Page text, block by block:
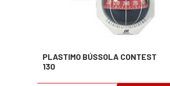
PLASTIMO BÚSSOLA CONTEST
130